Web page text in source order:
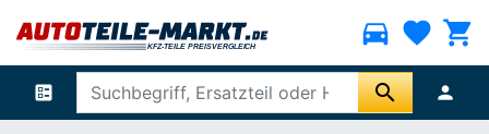
directions_car favorite shopping_cart
ballot search person